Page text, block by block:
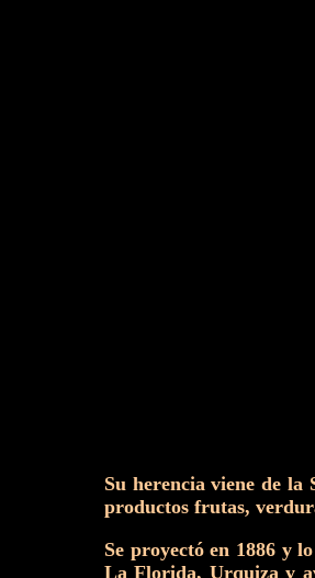
Su herencia viene de la
productos frutas,
Se proyectó en 1886 y
La Florida, Urquiza y